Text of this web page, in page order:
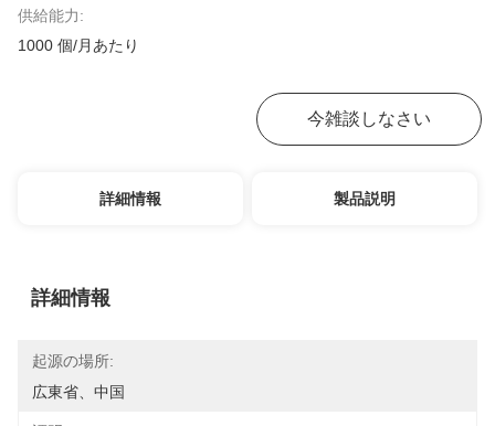
供給能力:
1000 個/月あたり
今雑談しなさい
詳細情報 製品説明
詳細情報
起源の場所:
広東省、中国